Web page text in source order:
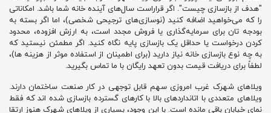
"هدف از بازسازی چیست". اگر قراراست سال‌های آینده خانه شما باشد. امکاناتی
را که می‌خواهید اضافه کنید (نوسازی‌های ترجیحی شخصی)، اما اگر بسته به
بودجه‌ تان برای سرمایه‌گذاری یا فروش مجدد است، به ارزش افزوده، محدود
کردن درخواست یا حداقل یک بازسازی پایه نگاه کنید. اگر مطمئن نیستید که
به چه نوع بازسازی خانه نیاز دارید (برای اطمینان از استفاده موثر از هزینه ها)،
لطفاً برای دریافت قیمت بدون تعهد رایگان با ما تماس بگیرید.
ویلاهای شهرک غرب امروزی سهم قابل توجهی در کار صنعت ساختمان دارند.
ویلاهای متعددی با اتانداردهای بالا با کارهای گسترده بازسازی شده اند که فقط
نمای خیابان باقی مانده است. با این وجود، بسیاری از ویلاهای شهرک هنوز ارتقا